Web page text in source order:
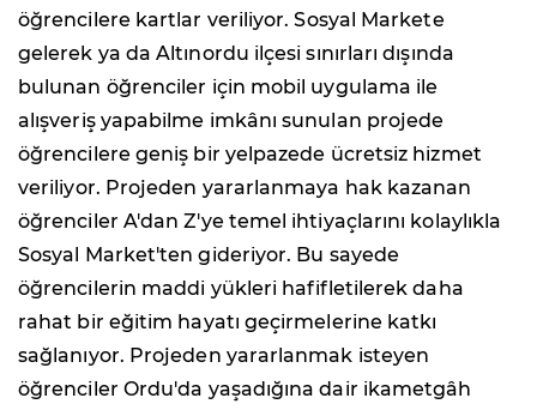
öğrencilere kartlar veriliyor. Sosyal Markete
gelerek ya da Altınordu ilçesi sınırları dışında
bulunan öğrenciler için mobil uygulama ile
alışveriş yapabilme imkânı sunulan projede
öğrencilere geniş bir yelpazede ücretsiz hizmet
veriliyor. Projeden yararlanmaya hak kazanan
öğrenciler A'dan Z'ye temel ihtiyaçlarını kolaylıkla
Sosyal Market'ten gideriyor. Bu sayede
öğrencilerin maddi yükleri hafifletilerek daha
rahat bir eğitim hayatı geçirmelerine katkı
sağlanıyor. Projeden yararlanmak isteyen
öğrenciler Ordu'da yaşadığına dair ikametgâh